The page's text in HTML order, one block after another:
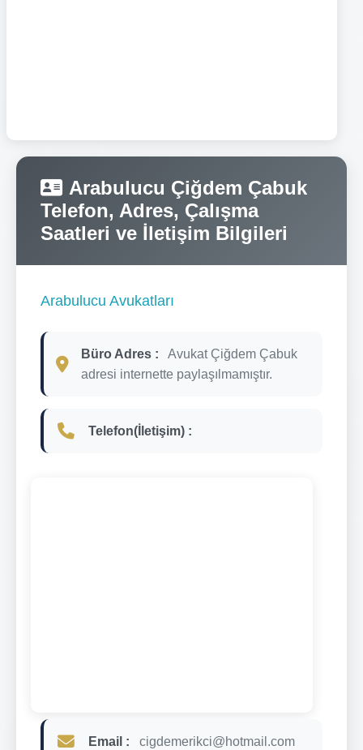
Arabulucu Çiğdem Çabuk
Telefon, Adres, Çalışma
Saatleri ve İletişim Bilgileri
Arabulucu Avukatları
Büro Adres :
Avukat Çiğdem Çabuk
adresi internette paylaşılmamıştır.
Telefon(İletişim) :
Email : cigdemerikci@hotmail.com